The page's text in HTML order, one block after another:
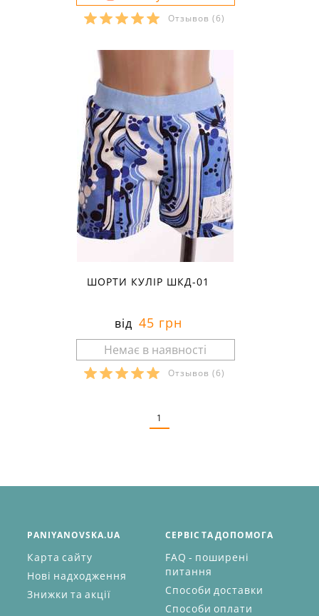
Отзывов (6)
ШОРТИ КУЛІР ШКД-01
від 45 грн
Отзывов (6)
1
PANIYANOVSKA.UA
Карта сайту
Нові надходження
Знижки та акції
СЕРВІС ТА ДОПОМОГА
FAQ - поширені
питання
Способи доставки
Способи оплати